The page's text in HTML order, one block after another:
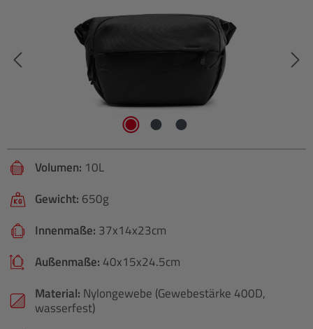
Volumen: 10L
Gewicht: 650g
Innenmaße: 37x14x23cm
Außenmaße: 40x15x24.5cm
Material: Nylongewebe (Gewebestärke 400D,
wasserfest)